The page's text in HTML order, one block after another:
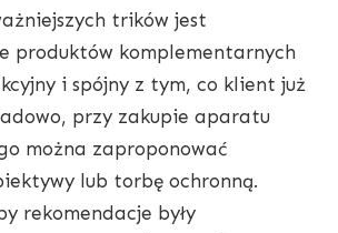
trików jest
produktów komplementarnych
i spójny z tym, co klient już
przy zakupie aparatu
można zaproponować
lub torbę ochronną.
rekomendacje były